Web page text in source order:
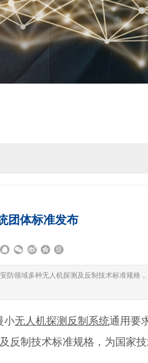
团体标准发布
防领域多种无人机探测及反制技术标准规格
小无人机探测反制系统通用要
反制技术标准规格，为国家